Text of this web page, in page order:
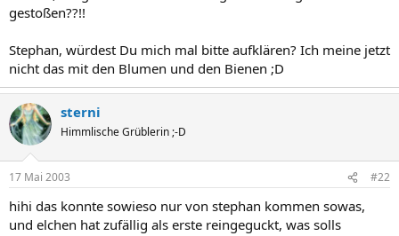
gestoßen??!!
Stephan, würdest Du mich mal bitte aufklären? Ich meine jetzt
nicht das mit den Blumen und den Bienen ;D
sterni
Himmlische Grüblerin ;-D
17 Mai 2003 #22
hihi das konnte sowieso nur von stephan kommen sowas,
und elchen hat zufällig als erste reingeguckt, was solls